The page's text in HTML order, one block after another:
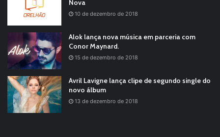
Nova
10 de dezembro de 2018
Alok lança nova música em parceria com
Conor Maynard.
15 de dezembro de 2018
Avril Lavigne lança clipe de segundo single do
novo álbum
13 de dezembro de 2018